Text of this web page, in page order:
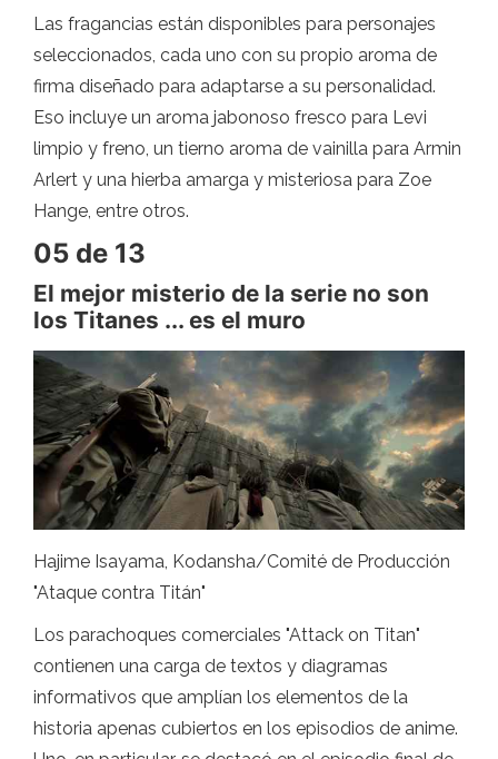
Las fragancias están disponibles para personajes
seleccionados, cada uno con su propio aroma de
firma diseñado para adaptarse a su personalidad.
Eso incluye un aroma jabonoso fresco para Levi
limpio y freno, un tierno aroma de vainilla para Armin
Arlert y una hierba amarga y misteriosa para Zoe
Hange, entre otros.
05 de 13
El mejor misterio de la serie no son
los Titanes ... es el muro
Hajime Isayama, Kodansha/Comité de Producción
"Ataque contra Titán"
Los parachoques comerciales "Attack on Titan"
contienen una carga de textos y diagramas
informativos que amplían los elementos de la
historia apenas cubiertos en los episodios de anime.